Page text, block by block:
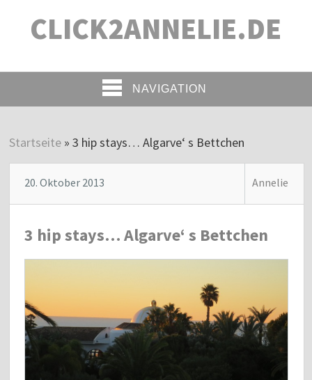
CLICK2ANNELIE.DE
NAVIGATION
Startseite »3 hip stays… Algarve‘ s Bettchen
20. Oktober 2013 Annelie
3 hip stays… Algarve‘ s Bettchen